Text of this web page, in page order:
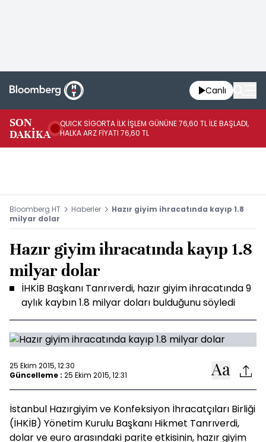
Canlı
SON
DAKİKA
QUICK SİGORTA İLK İŞLEM GÜNÜNE 76,60 TL İLE BAŞLADI,
HALKA ARZ FİYATI 76,60 TL
Bloomberg HT Haberler
Hazır giyim ihracatında kayıp 1.8
milyar dolar
Hazır giyim ihracatında kayıp 1.8
milyar dolar
İHKİB Başkanı Tanrıverdi, hazır giyim ihracatında 9
aylık kaybın 1.8 milyar doları bulduğunu söyledi
25 Ekim 2015, 12:30
Güncelleme : 25 Ekim 2015, 12:31
İstanbul Hazırgiyim ve Konfeksiyon İhracatçıları Birliği
(İHKİB) Yönetim Kurulu Başkanı Hikmet Tanrıverdi,
dolar ve euro arasındaki parite etkisinin, hazır giyim